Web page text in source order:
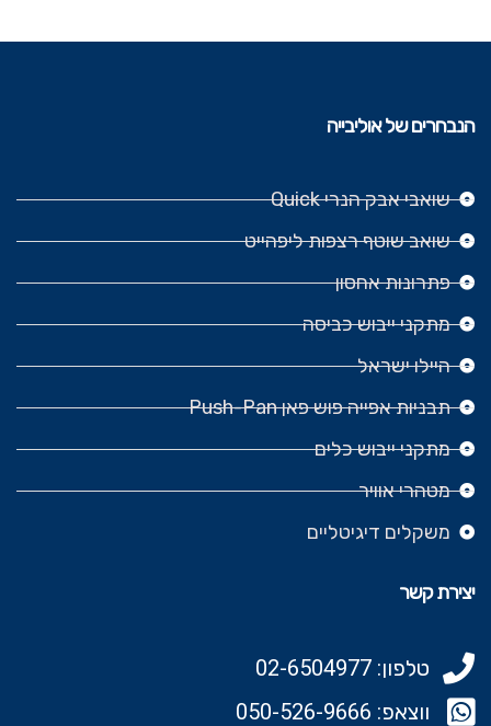
הנבחרים של אוליבייה
שואבי אבק הנרי Quick
שואב שוטף רצפות ליפהייט
פתרונות אחסון
מתקני ייבוש כביסה
היילו ישראל
תבניות אפייה פוש פאן Push-Pan
מתקני ייבוש כלים
מטהרי אוויר
משקלים דיגיטליים
יצירת קשר
טלפון: 02-6504977
ווצאפ: 050-526-9666‬